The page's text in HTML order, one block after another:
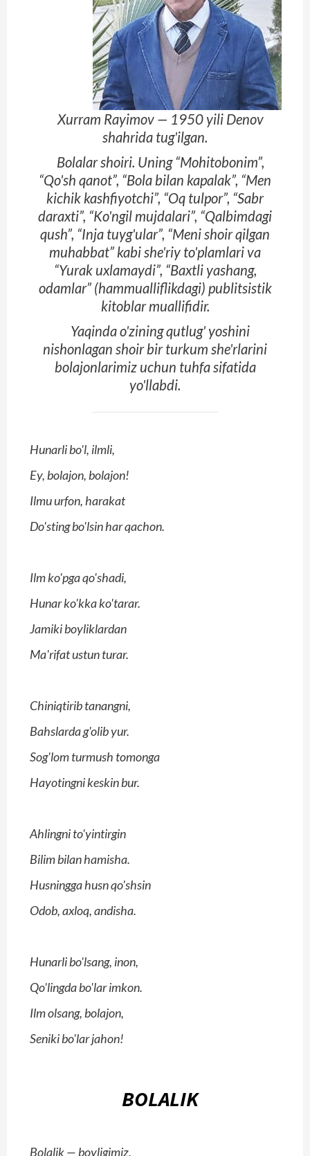
Xurram Rayimov — 1950 yili Denov
shahrida tug'ilgan.
Bolalar shoiri. Uning “Mohitobonim”,
“Qo'sh qanot”, “Bola bilan kapalak”, “Men
kichik kashfiyotchi”, “Oq tulpor”, “Sabr
daraxti”, “Ko'ngil mujdalari”, “Qalbimdagi
qush”, “Inja tuyg'ular”, “Meni shoir qilgan
muhabbat” kabi she'riy to'plamlari va
“Yurak uxlamaydi”, “Baxtli yashang,
odamlar” (hammualliflikdagi) publitsistik
kitoblar muallifidir.
Yaqinda o'zining qutlug' yoshini
nishonlagan shoir bir turkum she'rlarini
bolajonlarimiz uchun tuhfa sifatida
yo'llabdi.
Hunarli bo'l, ilmli,
Ey, bolajon, bolajon!
Ilmu urfon, harakat
Do'sting bo'lsin har qachon.
Ilm ko'pga qo'shadi,
Hunar ko'kka ko'tarar.
Jamiki boyliklardan
Ma'rifat ustun turar.
Chiniqtirib tanangni,
Bahslarda g'olib yur.
Sog'lom turmush tomonga
Hayotingni keskin bur.
Ahlingni to'yintirgin
Bilim bilan hamisha.
Husningga husn qo'shsin
Odob, axloq, andisha.
Hunarli bo'lsang, inon,
Qo'lingda bo'lar imkon.
Ilm olsang, bolajon,
Seniki bo'lar jahon!
BOLALIK
Bolalik — boyligimiz,